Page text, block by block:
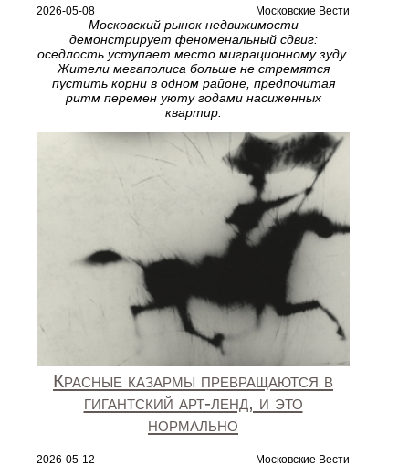
2026-05-08 Московские Вести
Московский рынок недвижимости
демонстрирует феноменальный сдвиг:
оседлость уступает место миграционному зуду.
Жители мегаполиса больше не стремятся
пустить корни в одном районе, предпочитая
ритм перемен уюту годами насиженных
квартир.
Красные казармы превращаются в
гигантский арт-ленд, и это
нормально
2026-05-12 Московские Вести